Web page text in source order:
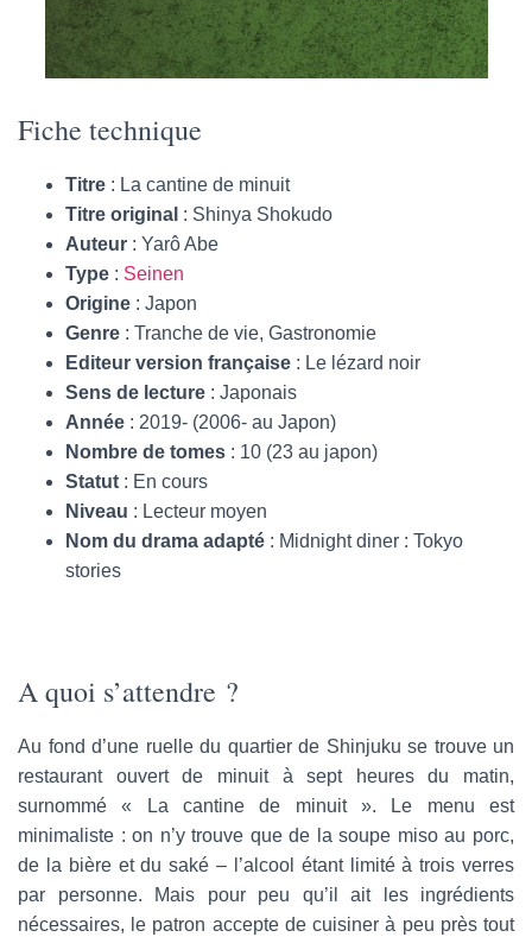
Fiche technique
Titre : La cantine de minuit
Titre original : Shinya Shokudo
Auteur : Yarô Abe
Type : Seinen
Origine : Japon
Genre : Tranche de vie, Gastronomie
Editeur version française : Le lézard noir
Sens de lecture : Japonais
Année : 2019- (2006- au Japon)
Nombre de tomes : 10 (23 au japon)
Statut : En cours
Niveau : Lecteur moyen
Nom du drama adapté : Midnight diner : Tokyo
stories
A quoi s’attendre ?
Au fond d’une ruelle du quartier de Shinjuku se trouve un
restaurant ouvert de minuit à sept heures du matin,
surnommé « La cantine de minuit ». Le menu est
minimaliste : on n’y trouve que de la soupe miso au porc,
de la bière et du saké – l’alcool étant limité à trois verres
par personne. Mais pour peu qu’il ait les ingrédients
nécessaires, le patron accepte de cuisiner à peu près tout